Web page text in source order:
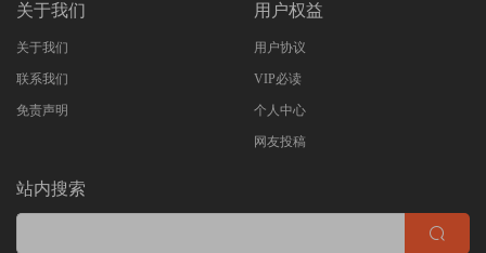
关于我们
关于我们
联系我们
免责声明
用户权益
用户协议
VIP必读
个人中心
网友投稿
站内搜索